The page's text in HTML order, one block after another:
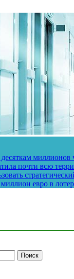
миллионов
почти всю
евро в